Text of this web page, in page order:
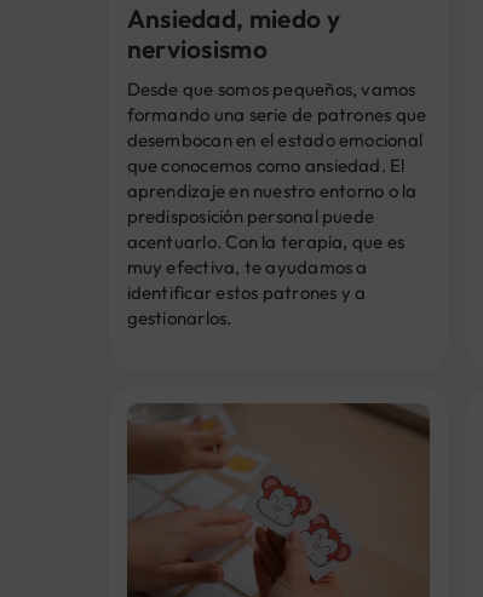
Ansiedad, miedo y
nerviosismo
Desde que somos pequeños, vamos
formando una serie de patrones que
desembocan en el estado emocional
que conocemos como ansiedad. El
aprendizaje en nuestro entorno o la
predisposición personal puede
acentuarlo. Con la terapia, que es
muy efectiva, te ayudamos a
identificar estos patrones y a
gestionarlos.